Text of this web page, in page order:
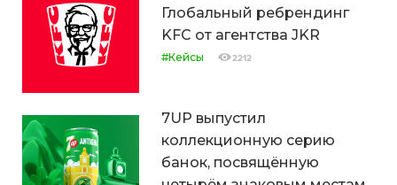
Глобальный ребрендинг
KFC от агентства JKR
#Кейсы 2212
7UP выпустил
коллекционную серию
банок, посвящённую